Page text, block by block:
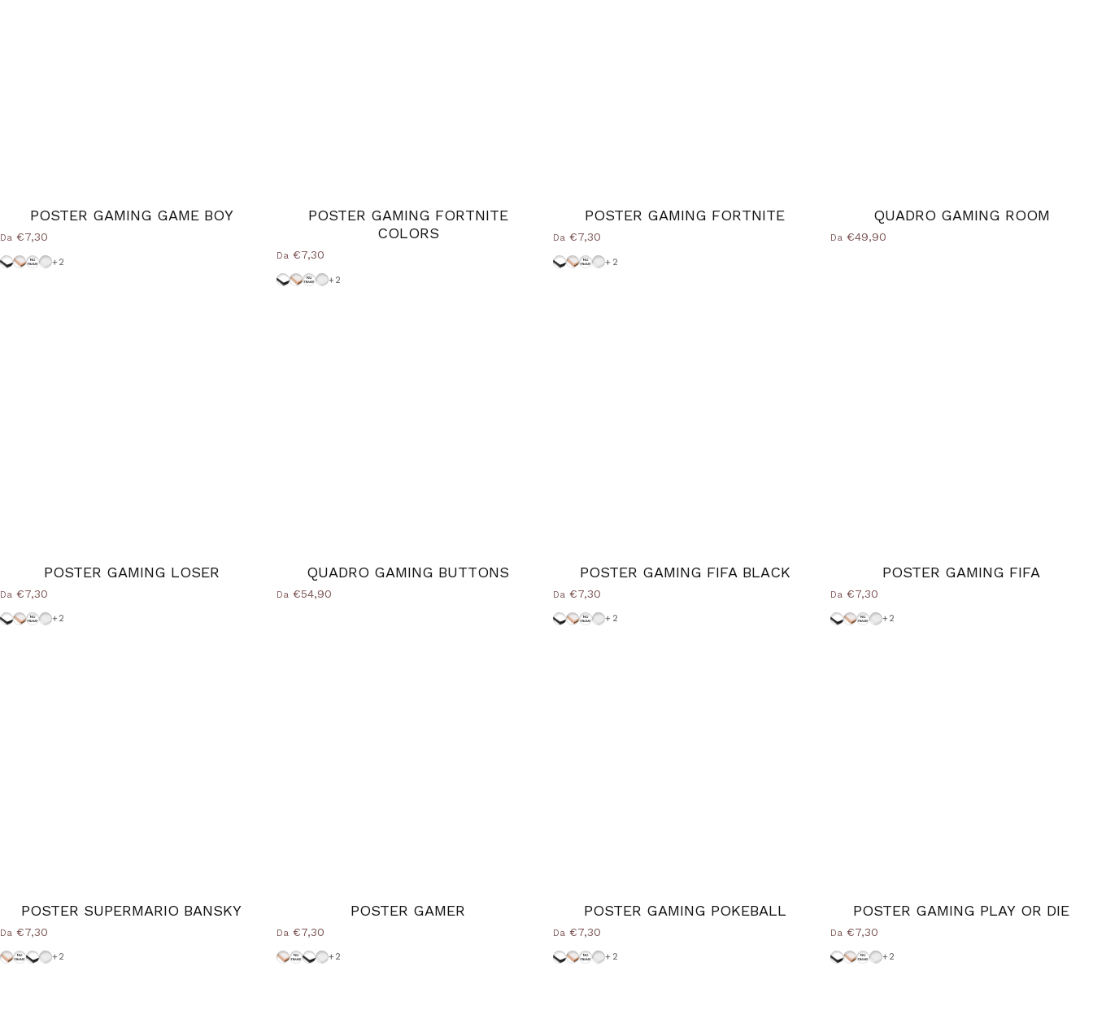
POSTER GAMING GAME BOY
Da €7,30
Cornice-Nera
Cornice Wood Natural
Senza-Cornice
Cornice-Bianca
+2
POSTER GAMING FORTNITE
COLORS
Da €7,30
Cornice-Nera
Cornice Wood Natural
Senza-Cornice
Cornice-Bianca
+2
POSTER GAMING FORTNITE
Da €7,30
Cornice-Nera
Cornice Wood Natural
Senza-Cornice
Cornice-Bianca
+2
QUADRO GAMING ROOM
Da€49,90
POSTER GAMING LOSER
Da €7,30
Cornice-Nera
Cornice Wood Natural
Senza-Cornice
Cornice-Bianca
+2
QUADRO GAMING BUTTONS
Da €54,90
POSTER GAMING FIFA BLACK
Da €7,30
Cornice-Nera
Cornice Wood Natural
Senza-Cornice
Cornice-Bianca
+2
POSTER GAMING FIFA
Da €7,30
Cornice-Nera
Cornice Wood Natural
Senza-Cornice
Cornice-Bianca
+2
POSTER SUPERMARIO BANSKY
Da €7,30
Cornice Wood Natural
Senza-Cornice
Cornice-Nera
Cornice-Bianca
+2
POSTER GAMER
Da €7,30
Cornice Wood Natural
Senza-Cornice
Cornice-Nera
Cornice-Bianca
+2
POSTER GAMING POKEBALL
Da €7,30
Cornice-Nera
Cornice Wood Natural
Senza-Cornice
Cornice-Bianca
+2
POSTER GAMING PLAY OR DIE
Da €7,30
Cornice-Nera
Cornice Wood Natural
Senza-Cornice
Cornice-Bianca
+2